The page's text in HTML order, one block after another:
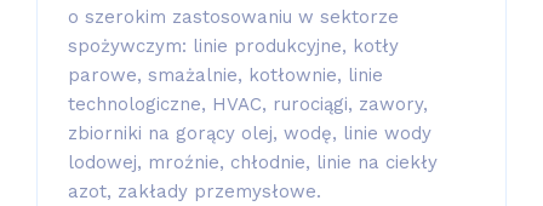
o szerokim zastosowaniu w sektorze
spożywczym: linie produkcyjne, kotły
parowe, smażalnie, kotłownie, linie
technologiczne, HVAC, rurociągi, zawory,
zbiorniki na gorący olej, wodę, linie wody
lodowej, mroźnie, chłodnie, linie na ciekły
azot, zakłady przemysłowe.